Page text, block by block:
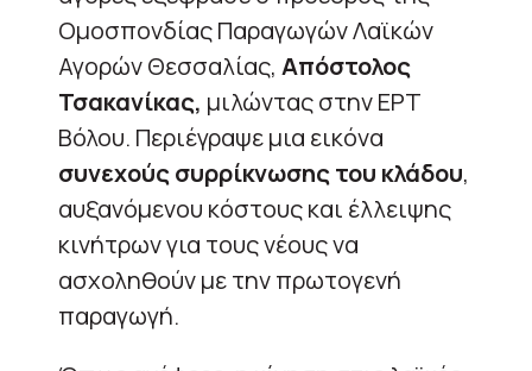
Ομοσπονδίας Παραγωγών Λαϊκών
Αγορών Θεσσαλίας, Απόστολος
Τσακανίκας, μιλώντας στην ΕΡΤ
Βόλου. Περιέγραψε μια εικόνα
συνεχούς συρρίκνωσης του κλάδου,
αυξανόμενου κόστους και έλλειψης
κινήτρων για τους νέους να
ασχοληθούν με την πρωτογενή
παραγωγή.